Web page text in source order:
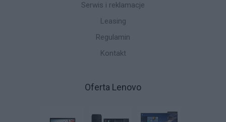
Serwis i reklamacje
Leasing
Regulamin
Kontakt
Oferta Lenovo